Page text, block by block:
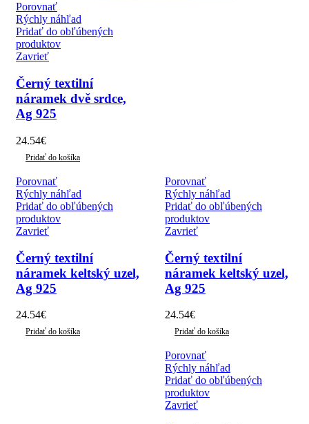
Porovnať
Rýchly náhľad
Pridať do obľúbených
produktov
Zavrieť
Černý textilní
náramek dvě srdce,
Ag 925
24.54€
Pridať do košíka
Porovnať
Rýchly náhľad
Pridať do obľúbených
produktov
Zavrieť
Černý textilní
náramek keltský uzel,
Ag 925
24.54€
Pridať do košíka
Porovnať
Rýchly náhľad
Pridať do obľúbených
produktov
Zavrieť
Černý textilní
náramek keltský uzel,
Ag 925
24.54€
Pridať do košíka
Porovnať
Rýchly náhľad
Pridať do obľúbených
produktov
Zavrieť